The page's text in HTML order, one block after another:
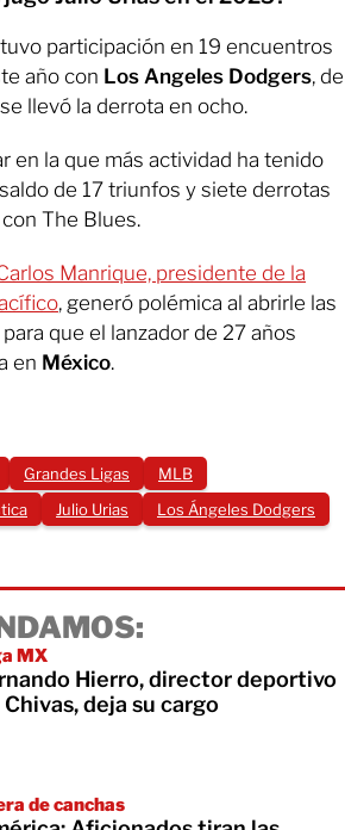
participación en 19 encuentros
año con Los Angeles Dodgers, de
llevó la derrota en ocho.
en la que más actividad ha tenido
de 17 triunfos y siete derrotas
The Blues.
Manrique, presidente de la
, generó polémica al abrirle las
para que el lanzador de 27 años
en México.
Grandes Ligas
MLB
Julio Urias
Los Ángeles Dodgers
MX
Hierro, director deportivo
Chivas, deja su cargo
de canchas